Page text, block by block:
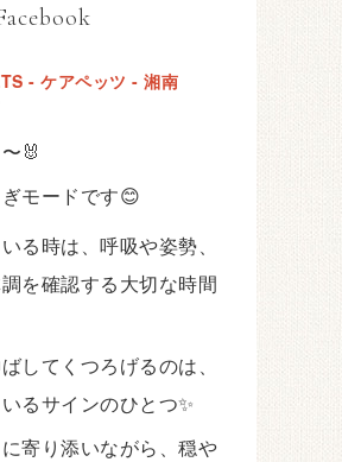
- ケアペッツ - 湘南
🐰
モードです😊
る時は、呼吸や姿勢、
を確認する大切な時間
してくつろげるのは、
るサインのひとつ✨
寄り添いながら、穏や